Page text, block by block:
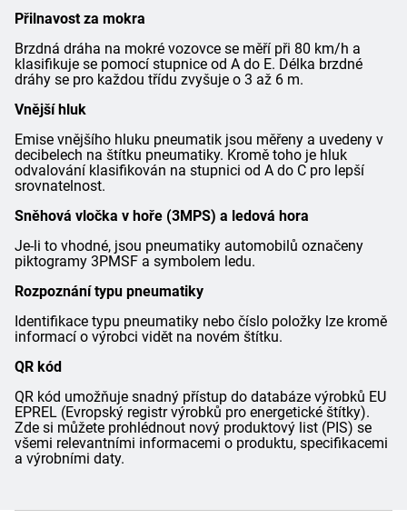
Přilnavost za mokra
Brzdná dráha na mokré vozovce se měří při 80 km/h a
klasifikuje se pomocí stupnice od A do E. Délka brzdné
dráhy se pro každou třídu zvyšuje o 3 až 6 m.
Vnější hluk
Emise vnějšího hluku pneumatik jsou měřeny a uvedeny v
decibelech na štítku pneumatiky. Kromě toho je hluk
odvalování klasifikován na stupnici od A do C pro lepší
srovnatelnost.
Sněhová vločka v hoře (3MPS) a ledová hora
Je-li to vhodné, jsou pneumatiky automobilů označeny
piktogramy 3PMSF a symbolem ledu.
Rozpoznání typu pneumatiky
Identifikace typu pneumatiky nebo číslo položky lze kromě
informací o výrobci vidět na novém štítku.
QR kód
QR kód umožňuje snadný přístup do databáze výrobků EU
EPREL (Evropský registr výrobků pro energetické štítky).
Zde si můžete prohlédnout nový produktový list (PIS) se
všemi relevantními informacemi o produktu, specifikacemi
a výrobními daty.